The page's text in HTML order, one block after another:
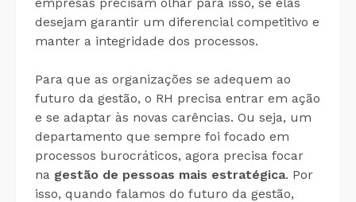
desejam garantir um diferencial competitivo e
manter a integridade dos processos.
Para que as organizações se adequem ao
futuro da gestão, o RH precisa entrar em ação
e se adaptar às novas carências. Ou seja, um
departamento que sempre foi focado em
processos burocráticos, agora precisa focar
na gestão de pessoas mais estratégica. Por
isso, quando falamos do futuro da gestão,